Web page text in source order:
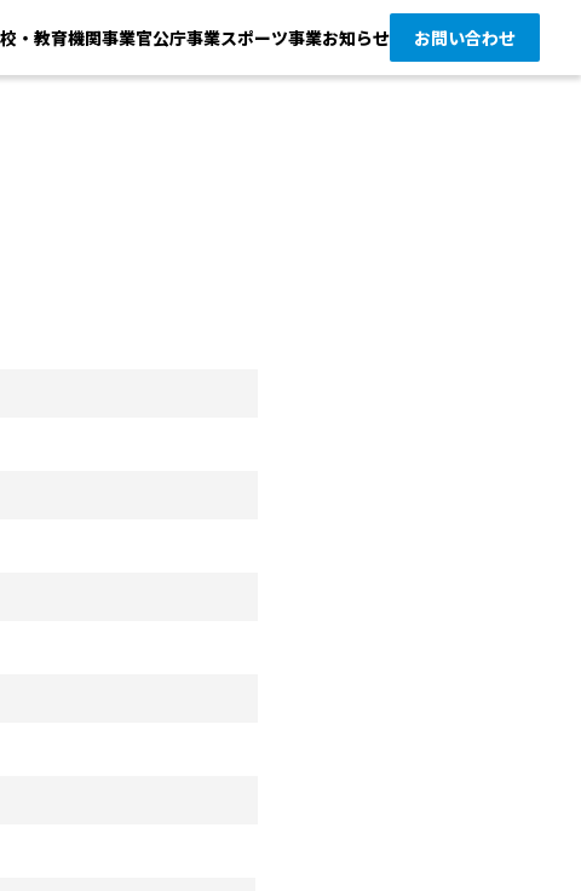
・教育機関事業官公庁事業スポーツ事業お知らせ お問い合わせ